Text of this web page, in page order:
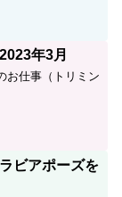
年3月
お仕事（トリミン
ビアポーズを